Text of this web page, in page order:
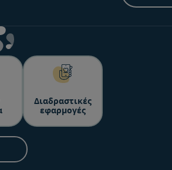
Διαδραστικές
εφαρμογές